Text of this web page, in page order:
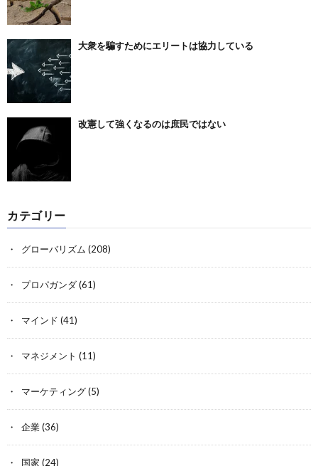
大衆を騙すためにエリートは協力している
改憲して強くなるのは庶民ではない
カテゴリー
グローバリズム (208)
プロパガンダ(61)
マインド (41)
マネジメント (11)
マーケティング(5)
企業(36)
国家 (24)